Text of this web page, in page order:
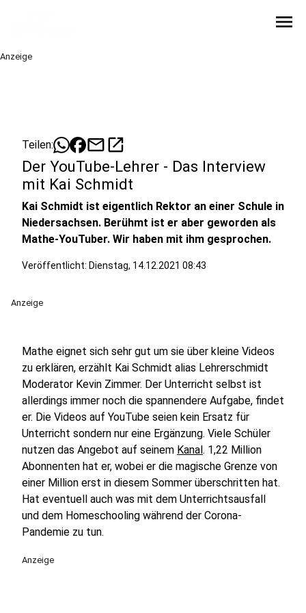
menu
Anzeige
Teilen: mailopen_in_new
Der YouTube-Lehrer - Das Interview
mit Kai Schmidt
Kai Schmidt ist eigentlich Rektor an einer Schule in
Niedersachsen. Berühmt ist er aber geworden als
Mathe-YouTuber. Wir haben mit ihm gesprochen.
Veröffentlicht: Dienstag, 14.12.2021 08:43
Anzeige
Mathe eignet sich sehr gut um sie über kleine Videos
zu erklären, erzählt Kai Schmidt alias Lehrerschmidt
Moderator Kevin Zimmer. Der Unterricht selbst ist
allerdings immer noch die spannendere Aufgabe, findet
er. Die Videos auf YouTube seien kein Ersatz für
Unterricht sondern nur eine Ergänzung. Viele Schüler
nutzen das Angebot auf seinem Kanal. 1,22 Million
Abonnenten hat er, wobei er die magische Grenze von
einer Million erst in diesem Sommer überschritten hat.
Hat eventuell auch was mit dem Unterrichtsausfall
und dem Homeschooling während der Corona-
Pandemie zu tun.
Anzeige